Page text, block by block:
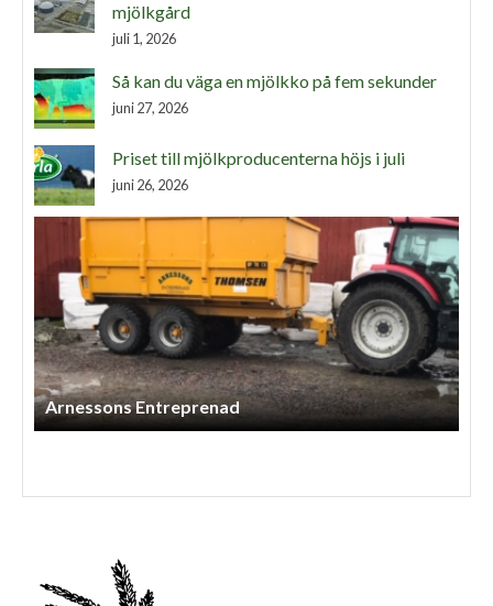
mjölkgård
juli 1, 2026
Så kan du väga en mjölkko på fem sekunder
juni 27, 2026
Priset till mjölkproducenterna höjs i juli
juni 26, 2026
Lindbergs Entreprenad Och Gårdstjänst